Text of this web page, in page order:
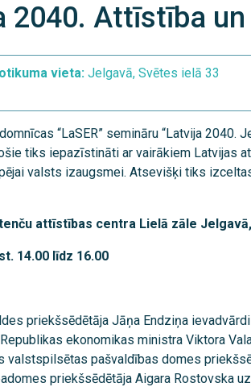
2040. Attīstība
vieta: Jelgavā, Svētes ielā 33
“LaSER” semināru “Latvija 2040.
tiks iepazīstināti ar vairākiem Latvijas
valsts izaugsmei. Atsevišķi tiks
attīstības centra Lielā zāle
14.00 līdz 16.00
priekšsēdētāja Jāņa Endziņa ievadvārdi
ekonomikas ministra Viktora
valstspilsētas pašvaldības domes
priekšsēdētāja Aigara Rostovska